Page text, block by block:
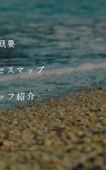
要
スマップ
フ紹介